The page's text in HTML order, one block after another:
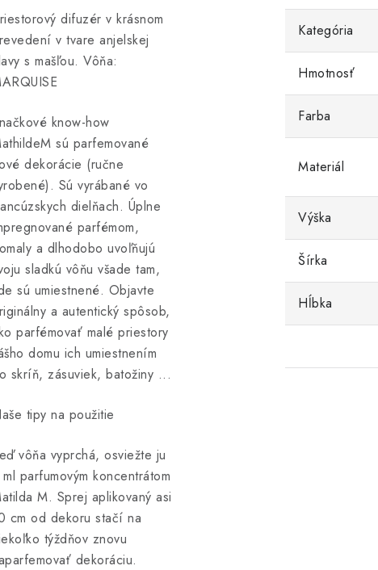
difuzér v krásnom
v tvare anjelskej
s mašľou. Vôňa:
know-how
sú parfemované
dekorácie (ručne
Sú vyrábané vo
dielňach. Úplne
parfémom,
a dlhodobo uvoľňujú
sladkú vôňu všade tam,
sú umiestnené. Objavte
a autentický spôsob,
parfémovať malé priestory
domu ich umiestnením
skríň, zásuviek, batožiny ...
tipy na použitie
vôňa vyprchá, osviežte ju
parfumovým koncentrátom
M. Sprej aplikovaný asi
cm od dekoru stačí na
týždňov znovu
dekoráciu.
Kategória
Hmotnosť
Farba
Materiál
Výška
Šírka
Hĺbka